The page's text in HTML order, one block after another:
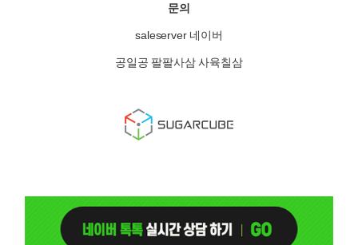
문의
saleserver 네이버
공일공 팔팔사삼 사육칠삼